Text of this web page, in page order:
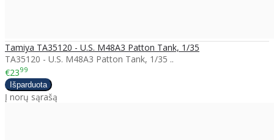
Tamiya TA35120 - U.S. M48A3 Patton Tank, 1/35
TA35120 - U.S. M48A3 Patton Tank, 1/35 ..
€2399
Į norų sąrašą